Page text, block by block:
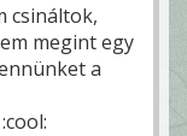
csináltok,
megint egy
a